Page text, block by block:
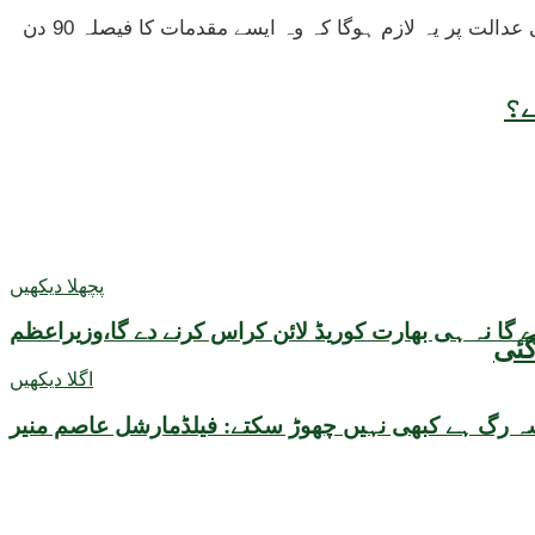
اس قانون کے تحت عدالت کو اختیار حاصل ہوگا کہ وہ کسی بھی کم عمر شادی کو روکنے کے لیے حکم امتنا جاری کرے۔ ساتھ ہی عدالت پر یہ لازم ہوگا کہ وہ ایسے مقدمات کا فیصلہ 90 دن
پچھلا دیکھیں
اگلا دیکھیں
رگ ہے کبھی نہیں چھوڑ سکتے: فیلڈمارشل عاصم منیر